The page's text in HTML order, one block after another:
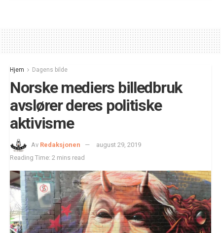
Hjem Dagens bilde
Norske mediers billedbruk
avslører deres politiske
aktivisme
Av Redaksjonen
august 29, 2019
Reading Time: 2 mins read